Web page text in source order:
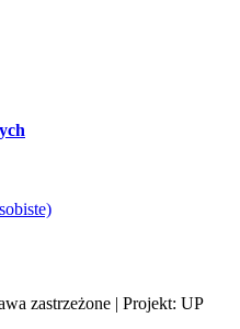
zastrzeżone | Projekt: UP